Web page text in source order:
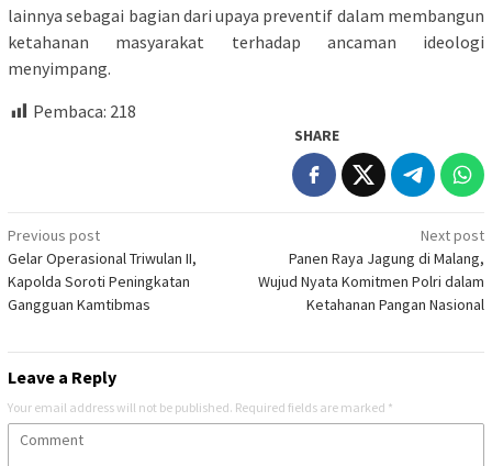
lainnya sebagai bagian dari upaya preventif dalam membangun
ketahanan masyarakat terhadap ancaman ideologi
menyimpang.
Pembaca: 218
SHARE
Post
navigation
Previous post
Gelar Operasional Triwulan II,
Kapolda Soroti Peningkatan
Gangguan Kamtibmas
Next post
Panen Raya Jagung di Malang,
Wujud Nyata Komitmen Polri dalam
Ketahanan Pangan Nasional
Leave a Reply
Your email address will not be published. Required fields are marked *